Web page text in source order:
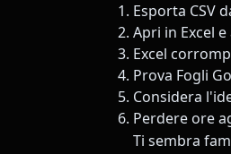
Esporta CSV
Apri in Excel
Excel
Prova Fogli
Considera
Perdere ore
Ti sembra